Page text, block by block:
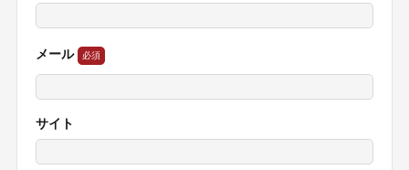
メール
サイト